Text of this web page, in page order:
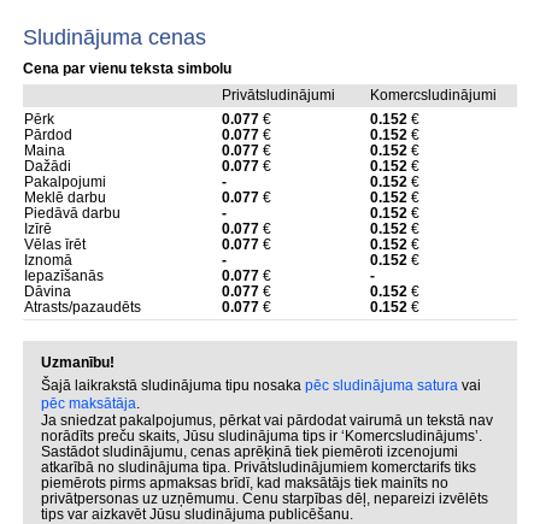
Sludinājuma cenas
Cena par vienu teksta simbolu
Privātsludinājumi
Komercsludinājumi
Pērk
0.077€ 0.152€
Pārdod
0.077€ 0.152€
Maina
0.077€ 0.152€
Dažādi
0.077€ 0.152€
Pakalpojumi
- 0.152€
Meklē darbu
0.077€ 0.152€
Piedāvā darbu
- 0.152€
Izīrē
0.077€ 0.152€
Vēlas īrēt
0.077€ 0.152€
Iznomā
- 0.152€
Iepazīšanās
0.077€
-
Dāvina
0.077€ 0.152€
Atrasts/pazaudēts
0.077€ 0.152€
Uzmanību!
Šajā laikrakstā sludinājuma tipu nosaka pēc sludinājuma saturavai
pēc maksātāja.
Ja sniedzat pakalpojumus, pērkat vai pārdodat vairumā un tekstā nav
norādīts preču skaits, Jūsu sludinājuma tips ir ‘Komercsludinājums’.
Sastādot sludinājumu, cenas aprēķinā tiek piemēroti izcenojumi
atkarībā no sludinājuma tipa. Privātsludinājumiem komerctarifs tiks
piemērots pirms apmaksas brīdī, kad maksātājs tiek mainīts no
privātpersonas uz uzņēmumu. Cenu starpības dēļ, nepareizi izvēlēts
tips var aizkavēt Jūsu sludinājuma publicēšanu.